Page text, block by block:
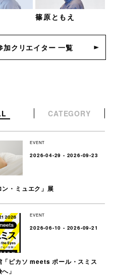
篠原ともえ
加クリエイター 一覧
CATEGORY
EVENT
2026-04-29 - 2026-09-23
・ミュエク」展
EVENT
2026-06-10 - 2026-09-21
「ピカソ meets ポール・スミス
」